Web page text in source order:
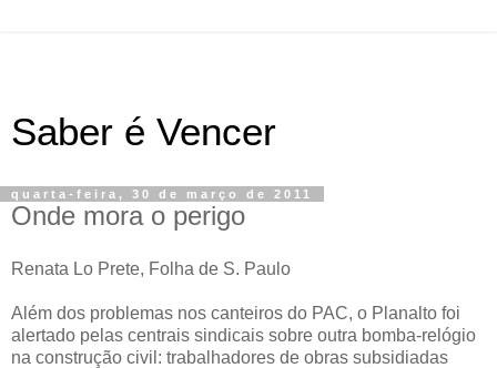
Saber é Vencer
quarta-feira, 30 de março de 2011
Onde mora o perigo
Renata Lo Prete, Folha de S. Paulo
Além dos problemas nos canteiros do PAC, o Planalto foi
alertado pelas centrais sindicais sobre outra bomba-relógio
na construção civil: trabalhadores de obras subsidiadas